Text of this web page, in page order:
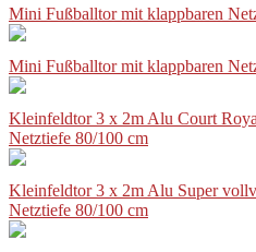
Mini Fußballtor mit klappbaren
Mini Fußballtor mit klappbaren
Kleinfeldtor 3 x 2m Alu Court
Netztiefe 80/100 cm
Kleinfeldtor 3 x 2m Alu Super
Netztiefe 80/100 cm